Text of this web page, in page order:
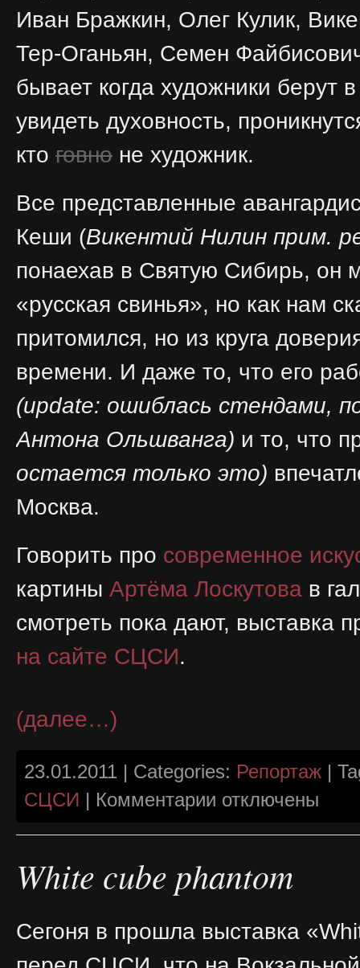
Иван Бражкин, Олег Кулик,
Тер-Оганьян, Семен
бывает когда художники
увидеть духовность,
кто говно не художник.
Все представленные
Кеши (Викентий Нилин прим.
понаехав в Святую Сибирь, он
«русская свинья», но как нам
притомился, но из круга
времени. И даже то, что его
(update: ошиблась стендами,
Антона Ольшванга) и то, что
остается только это)
Москва.
Говорить про современное
картины Артёма Лоскутова в
смотреть пока дают, выставка
на сайте СЦСИ.
(далее…)
23.01.2011 | Categories: Репортаж |
СЦСИ
Комментарии записи
отключены
White cube phantom
Сегоня в прошла выставка